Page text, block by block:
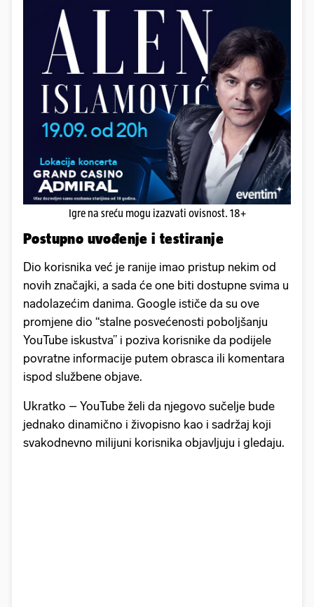
Igre na sreću mogu izazvati ovisnost. 18+
Postupno uvođenje i testiranje
Dio korisnika već je ranije imao pristup nekim od
novih značajki, a sada će one biti dostupne svima u
nadolazećim danima. Google ističe da su ove
promjene dio “stalne posvećenosti poboljšanju
YouTube iskustva” i poziva korisnike da podijele
povratne informacije putem obrasca ili komentara
ispod službene objave.
Ukratko – YouTube želi da njegovo sučelje bude
jednako dinamično i živopisno kao i sadržaj koji
svakodnevno milijuni korisnika objavljuju i gledaju.